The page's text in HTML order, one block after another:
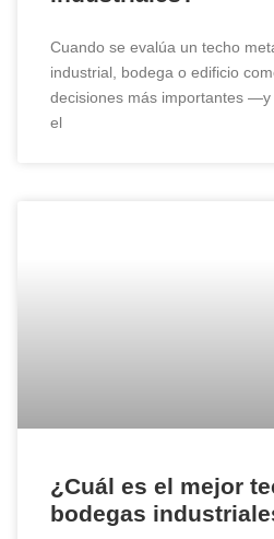
Cuando se evalúa un techo
industrial, bodega o edificio
decisiones más importantes
el
¿Cuál es el mejor
bodegas